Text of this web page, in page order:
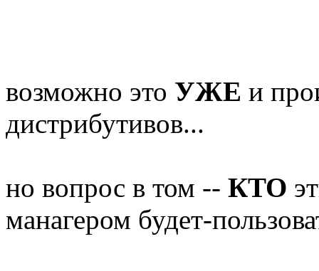
возможно это УЖЕ и
дистрибутивов...
но вопрос в том -- КТО
манагером будет-